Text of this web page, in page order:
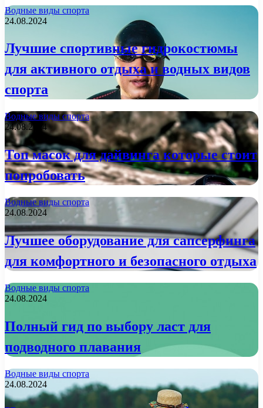
Водные виды спорта
24.08.2024
Лучшие спортивные гидрокостюмы
для активного отдыха и водных видов
спорта
Водные виды спорта
24.08.2024
Топ масок для дайвинга которые стоит
попробовать
Водные виды спорта
24.08.2024
Лучшее оборудование для сапсерфинга
для комфортного и безопасного отдыха
Водные виды спорта
24.08.2024
Полный гид по выбору ласт для
подводного плавания
Водные виды спорта
24.08.2024